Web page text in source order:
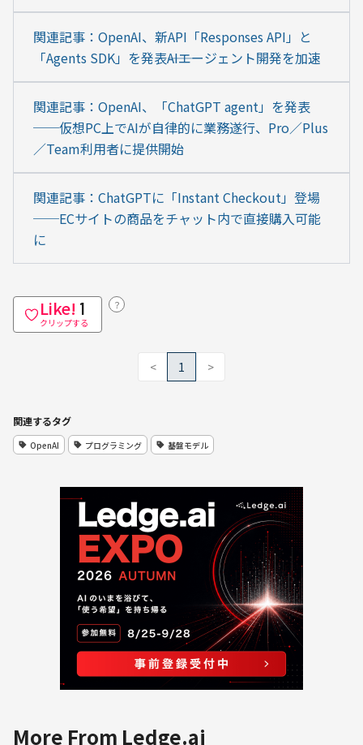
関連記事：OpenAI、新API「Responses API」と
「Agents SDK」を発表――AIエージェント開発を加速
関連記事：OpenAI、「ChatGPT agent」を発表
──仮想PC上でAIが自律的に業務遂行、Pro／Plus
／Team利用者に提供開始
関連記事：ChatGPTに「Instant Checkout」登場
──ECサイトの商品をチャット内で直接購入可能
に
Like! 1
クリップする
？
< 1 >
関連するタグ
OpenAI プログラミング 基盤モデル
More From Ledge.ai